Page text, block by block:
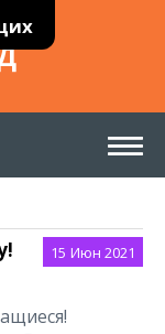
15 Июн 2021